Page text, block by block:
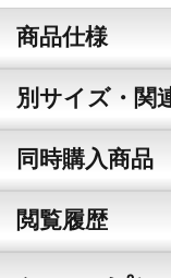
商品仕様
別サイズ・関
同時購入商品
閲覧履歴